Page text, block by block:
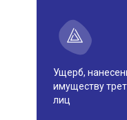
Ущерб,
имуществу
лиц